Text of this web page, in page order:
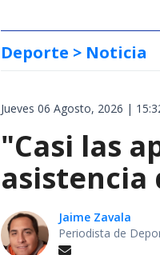
Deporte > Noticia
Jueves 06 Agosto, 2026 |
"Casi las
asistencia
Jaime Zavala
Periodista de